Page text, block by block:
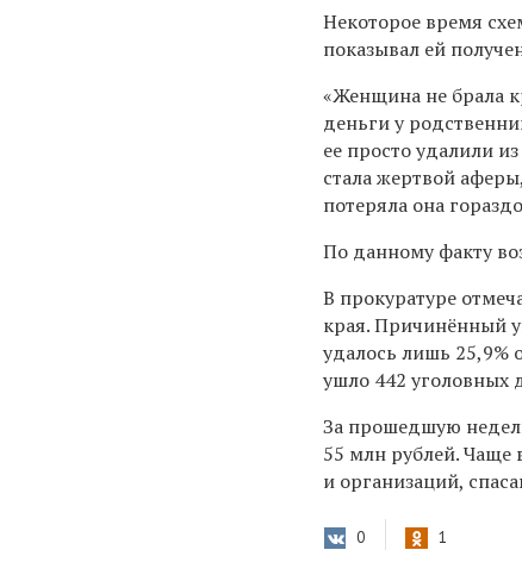
Некоторое время
показывал ей
«Женщина не брала
деньги у
ее просто удалили
стала жертвой
потеряла она
По данному факту
В прокуратуре
края. Причинённый
удалось лишь 25,9%
ушло 442 уголовных
За прошедшую
55 млн рублей. Чаще
и организаций,
0 1